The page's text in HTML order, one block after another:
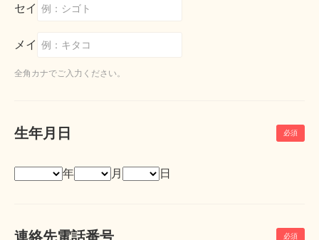
セイ
メイ
全角カナでご入力ください。
生年月日
年 月 日
連絡先電話番号